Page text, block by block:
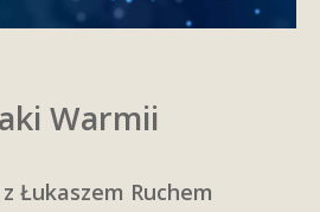
Warmii
Łukaszem Ruchem